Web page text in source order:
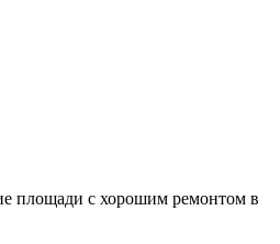
площади с хорошим ремонтом в